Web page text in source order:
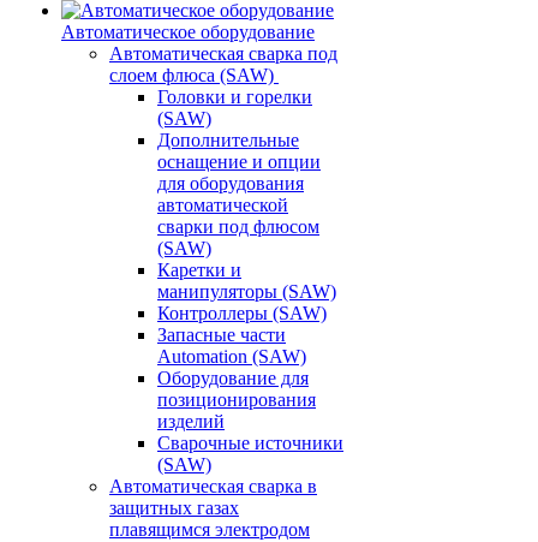
Автоматическое оборудование
Автоматическая сварка под
слоем флюса (SAW)
Головки и горелки
(SAW)
Дополнительные
оснащение и опции
для оборудования
автоматической
сварки под флюсом
(SAW)
Каретки и
манипуляторы (SAW)
Контроллеры (SAW)
Запасные части
Automation (SAW)
Оборудование для
позиционирования
изделий
Сварочные источники
(SAW)
Автоматическая сварка в
защитных газах
плавящимся электродом